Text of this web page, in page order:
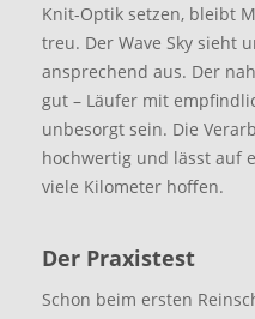
Knit-Optik setzen, bleibt
treu. Der Wave Sky sieht
ansprechend aus. Der
gut – Läufer mit
unbesorgt sein. Die
hochwertig und lässt auf
viele Kilometer hoffen.
Der Praxistest
Schon beim ersten